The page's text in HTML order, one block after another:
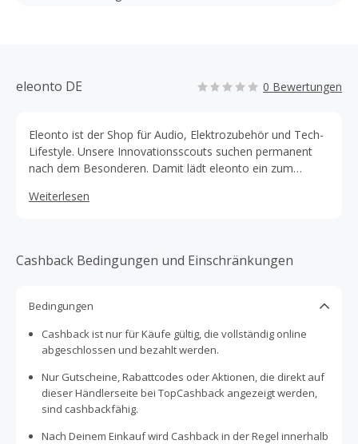
eleonto DE 0 Bewertungen
Eleonto ist der Shop für Audio, Elektrozubehör und Tech-
Lifestyle. Unsere Innovationsscouts suchen permanent
nach dem Besonderen. Damit lädt eleonto ein zum
Produkten und außergewöhnlichen Geschenkideen.
Weiterlesen
Cashback Bedingungen und Einschränkungen
Bedingungen
Cashback ist nur für Käufe gültig, die vollständig online
abgeschlossen und bezahlt werden.
Nur Gutscheine, Rabattcodes oder Aktionen, die direkt auf
dieser Händlerseite bei TopCashback angezeigt werden,
sind cashbackfähig.
Nach Deinem Einkauf wird Cashback in der Regel innerhalb